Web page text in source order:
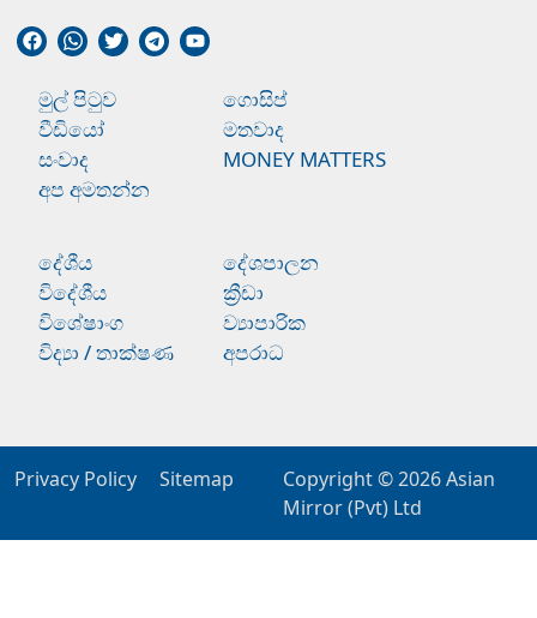
මුල් පිටුව
ගොසිප්
වීඩියෝ
මතවාද
සංවාද
MONEY MATTERS
අප අමතන්න
දේශීය
දේශපාලන
විදේශීය
ක්‍රීඩා
විශේෂාංග
ව්‍යාපාරික
විද්‍යා / තාක්ෂණ
අපරාධ
Privacy Policy Sitemap Copyright © 2026Asian
Mirror (Pvt) Ltd